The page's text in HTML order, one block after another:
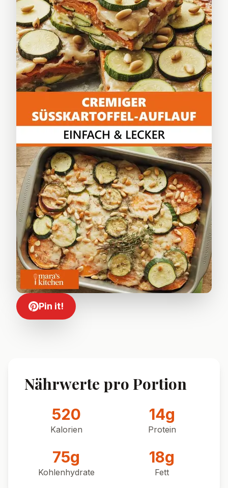
Pin it!
Nährwerte pro Portion
520
Kalorien
14g
Protein
75g
Kohlenhydrate
18g
Fett